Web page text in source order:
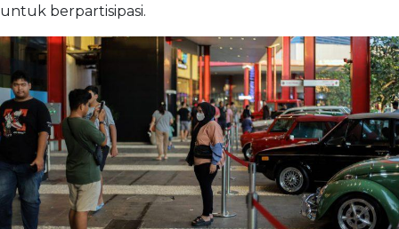
untuk berpartisipasi.